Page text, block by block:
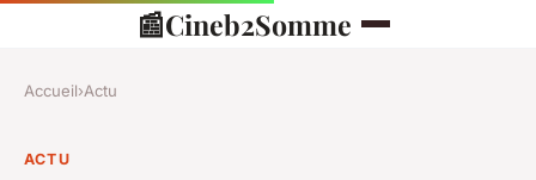
📰Cineb2Somme
Accueil›Actu
ACTU